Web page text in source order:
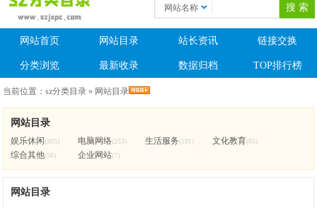
网站名称
网站首页 网站目录 站长资讯 链接交换
分类浏览 最新收录 数据归档 TOP排行榜
当前位置：sz分类目录 » 网站目录
网站目录
娱乐休闲(305) 电脑网络(253) 生活服务(181) 文化教育(85)
综合其他(50) 企业网站(7)
网站目录